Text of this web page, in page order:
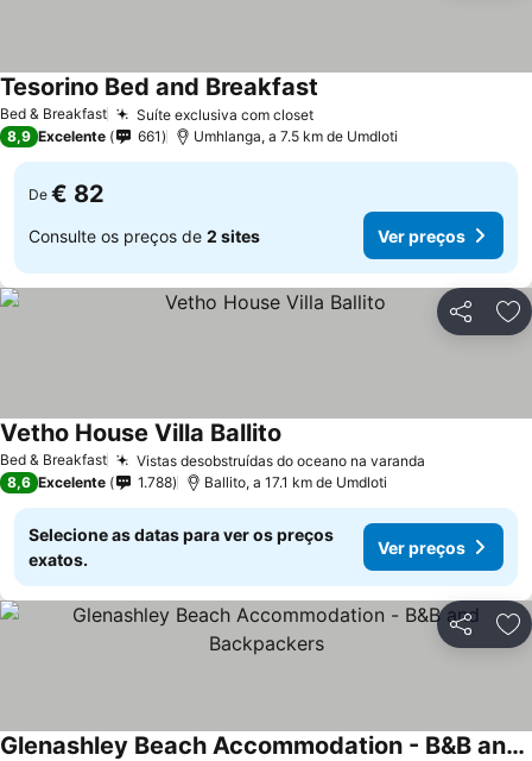
Bed & Breakfast Suíte exclusiva com closetVer preços
Tesorino Bed and Breakfast
8,9 Excelente 661 Umhlanga, a 7.5 km de Umdloti
De € 82
Consulte os preços de 2 sites Ver preços
Partilhar
Bed & Breakfast Vistas desobstruídas do oceano na varanda
Vetho House Villa Ballito
8,6 Excelente 1.788 Ballito, a 17.1 km de Umdloti
Selecione as datas para ver os preços
exatos.
Ver preços
Partilhar
Glenashley Beach Accommodation - B&B and Backpackers